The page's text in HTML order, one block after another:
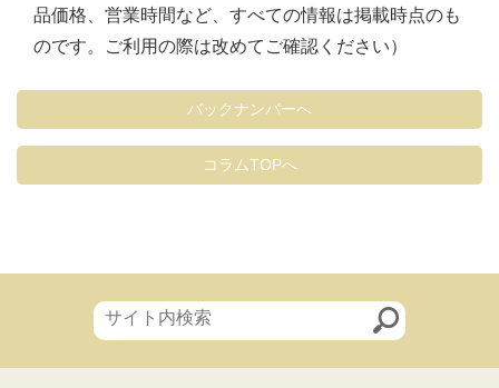
品価格、営業時間など、すべての情報は掲載時点のも
のです。ご利用の際は改めてご確認ください）
バックナンバーへ
コラムTOPへ